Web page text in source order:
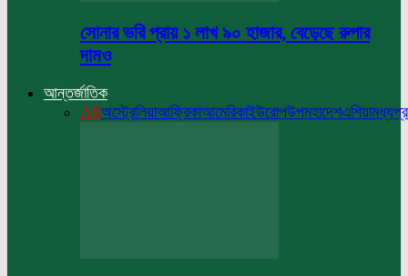
সোনার ভরি প্রায় ১ লাখ ৯০ হাজার, বেড়েছে রুপার
দামও
আন্তর্জাতিক
Allঅস্ট্রেলিয়াআফ্রিকাআমেরিকাইউরোপউপমহাদেশএশিয়া